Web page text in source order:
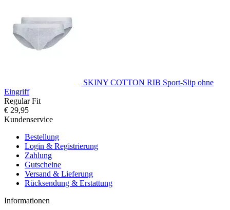
SKINY COTTON RIB Sport-Slip ohne
Eingriff
Regular Fit
€ 29,95
Kundenservice
Bestellung
Login & Registrierung
Zahlung
Gutscheine
Versand & Lieferung
Rücksendung & Erstattung
Informationen